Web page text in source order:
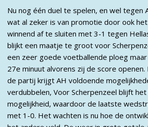
Nu nog één duel te spelen, en wel tegen
wat al zeker is van promotie door ook
winnend af te sluiten met 3-1 tegen
blijkt een maatje te groot voor
een zeer goede voetballende ploeg
27e minuut alvorens zij de score
de partij krijgt AH voldoende
verdubbelen, Voor Scherpenzeel blijft
mogelijkheid, waardoor de laatste
met 1-0. Het wachten is nu hoe de